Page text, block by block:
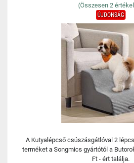
(Összesen 2
ÚJDONSÁG
A Kutyalépcső csúszásgátlóval 2
terméket a Songmics gyártótól a
Ft - ért találja.